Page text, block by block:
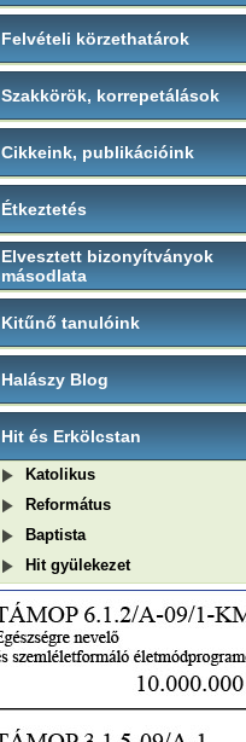
Felvételi körzethatárok
Szakkörök, korrepetálások
Cikkeink, publikációink
Étkeztetés
Elvesztett bizonyítványok
másodlata
Kitűnő tanulóink
Halászy Blog
Hit és Erkölcstan
Katolikus
Református
Baptista
Hit gyülekezet